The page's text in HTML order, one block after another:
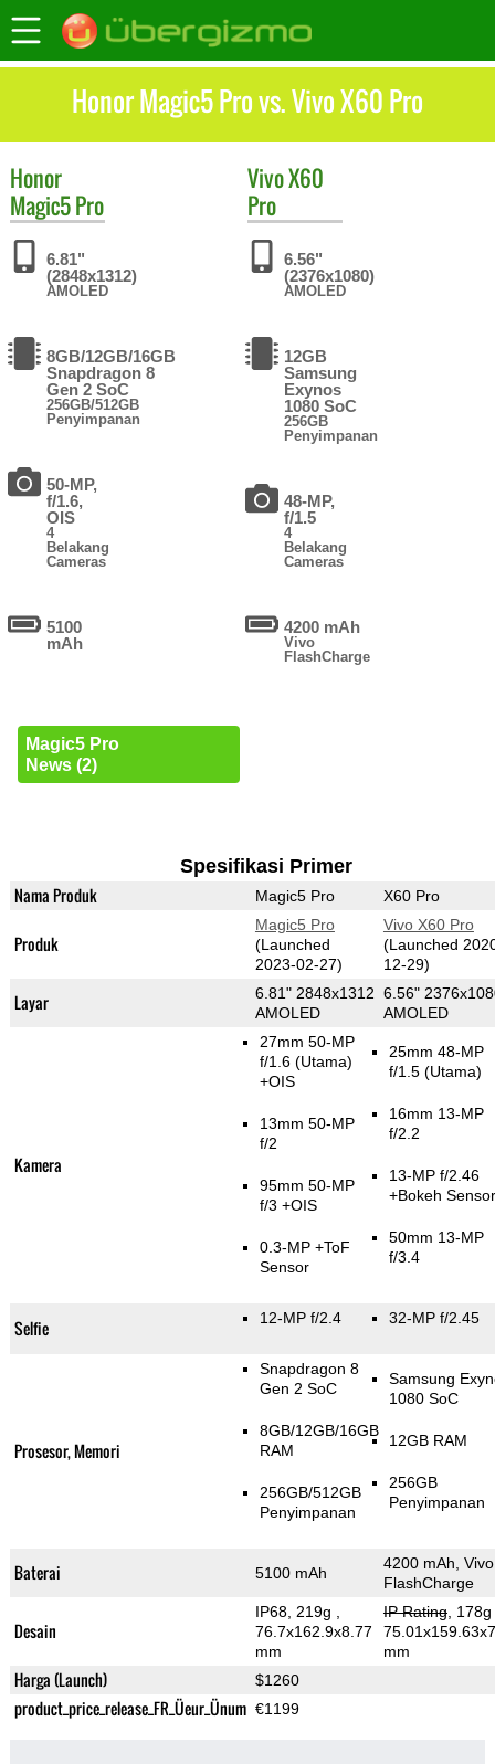
Honor Magic5 Pro vs. Vivo X60 Pro
Honor
Magic5 Pro
6.81"
(2848x1312)
AMOLED
8GB/12GB/16GB
Snapdragon 8
Gen 2 SoC
256GB/512GB
Penyimpanan
50-MP,
f/1.6,
OIS
4
Belakang
Cameras
5100
mAh
Magic5 Pro
News (2)
VivoX60
Pro
6.56"
(2376x1080)
AMOLED
12GB
Samsung
Exynos
1080 SoC
256GB
Penyimpanan
48-MP,
f/1.5
4
Belakang
Cameras
4200 mAh
Vivo
FlashCharge
Spesifikasi Primer
Nama Produk Magic5 Pro X60 Pro
Produk
Magic5 Pro
(Launched
2023-02-27)
Vivo X60 Pro
(Launched
12-29)
Layar
6.81" 2848x1312
AMOLED
6.56"
AMOLED
Kamera
27mm 50-MP
f/1.6(Utama)
+OIS
13mm 50-MP
f/2
95mm 50-MP
f/3 +OIS
0.3-MP+ToF
Sensor
25mm 48-MP
f/1.5 (Utama)
16mm 13-MP
f/2.2
13-MP f/2.46
+Bokeh Sensor
50mm 13-MP
f/3.4
Selfie 12-MP f/2.4 32-MP f/2.45
Prosesor, Memori
Snapdragon 8
Gen 2 SoC
8GB/12GB/16GB
RAM
256GB/512GB
Penyimpanan
Samsung
1080 SoC
12GB RAM
256GB
Penyimpanan
Baterai 5100 mAh
4200 mAh, Vivo
FlashCharge
Desain
IP68, 219g
76.7x162.9x8.77
mm
IP Rating, 178g
mm
Harga (Launch) $1260
product_price_release_FR_Üeur_Ünum €1199